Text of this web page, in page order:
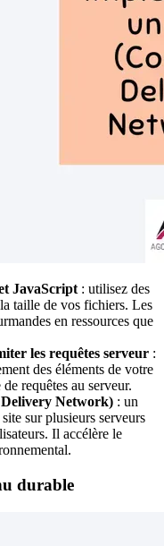
JavaScript : utilisez des
taille de vos fichiers. Les
en ressources que
les requêtes serveur :
des éléments de votre
requêtes au serveur.
Network) : un
sur plusieurs serveurs
Il accélère le
durable